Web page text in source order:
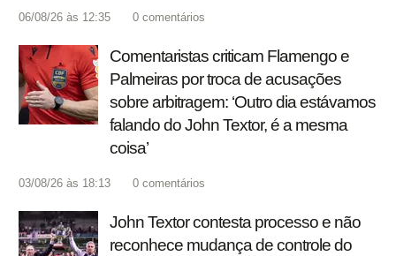
06/08/26 às 12:35 0 comentários
Comentaristas criticam Flamengo e
Palmeiras por troca de acusações
sobre arbitragem: ‘Outro dia estávamos
falando do John Textor, é a mesma
coisa’
03/08/26 às 18:13 0 comentários
John Textor contesta processo e não
reconhece mudança de controle do